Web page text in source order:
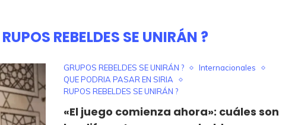
RUPOS REBELDES SE UNIRÁN ?
GRUPOS REBELDES SE UNIRÁN ?
Internacionales
QUE PODRIA PASAR EN SIRIA
RUPOS REBELDES SE UNIRÁN ?
«El juego comienza ahora»: cuáles son